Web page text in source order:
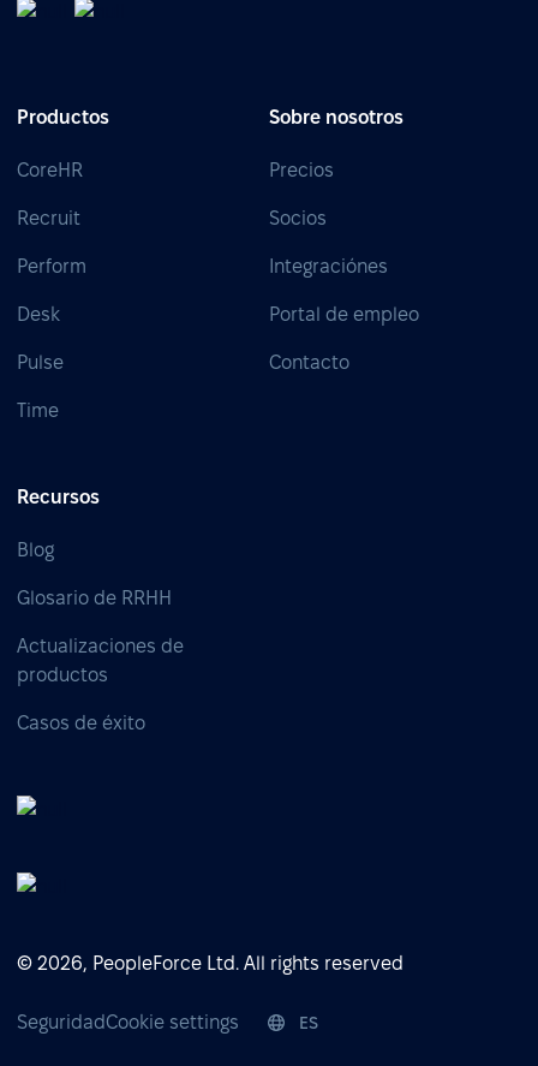
Productos
CoreHR
Recruit
Perform
Desk
Pulse
Time
Sobre nosotros
Precios
Socios
Integraciónes
Portal de empleo
Contacto
Recursos
Blog
Glosario de RRHH
Actualizaciones de
productos
Casos de éxito
© 2026, PeopleForce Ltd. All rights reserved
SeguridadCookie settings ES